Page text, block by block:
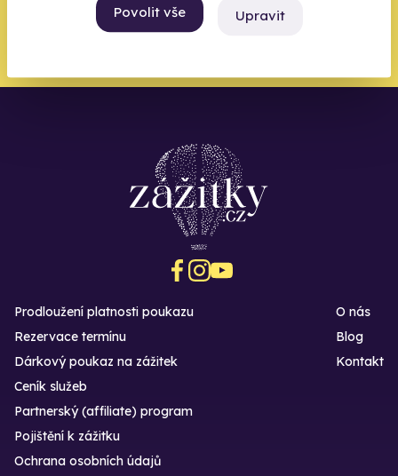
Povolit vše Upravit
Chci být u toho
Prodloužení platnosti poukazu
Rezervace termínu
Dárkový poukaz na zážitek
O nás
Blog
Kontakt
Ceník služeb
Partnerský (affiliate) program
Pojištění k zážitku
Ochrana osobních údajů